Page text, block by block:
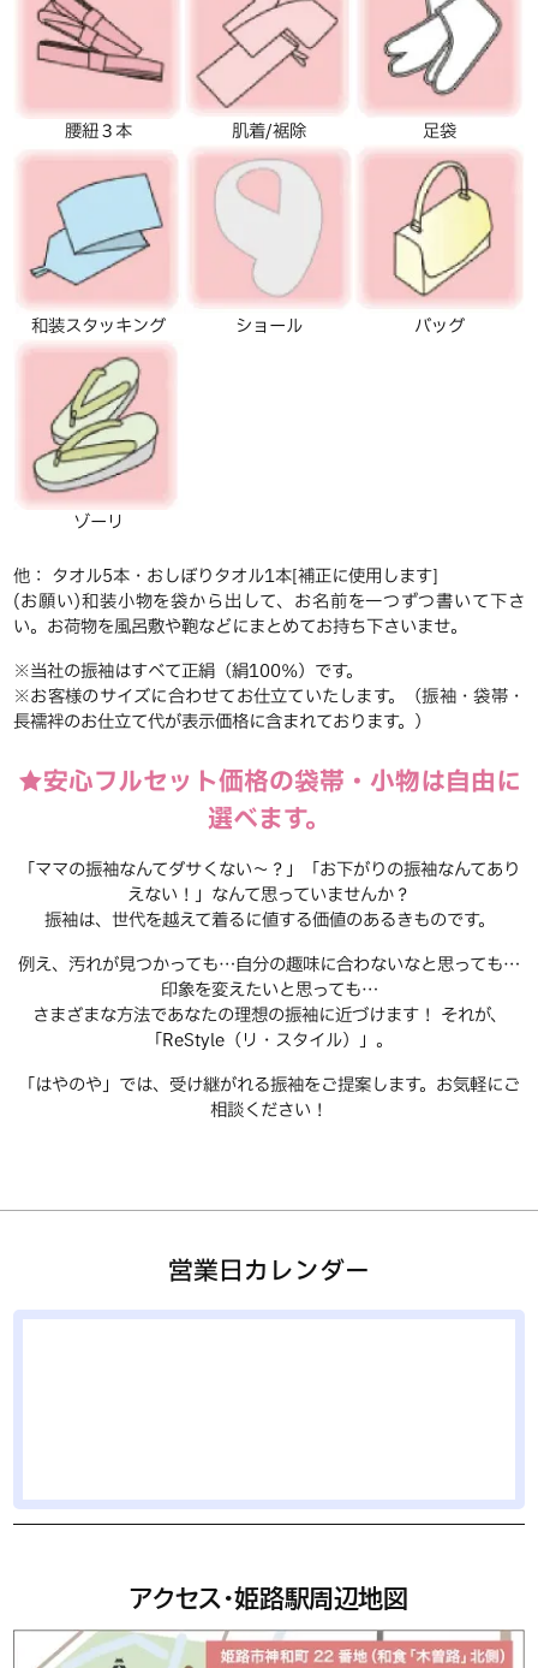
腰紐３本 肌着/裾除 足袋
和装スタッキング ショール バッグ
ゾーリ
他： タオル5本・おしぼりタオル1本[補正に使用します]
(お願い)和装小物を袋から出して、お名前を一つずつ書いて下さ
い。お荷物を風呂敷や鞄などにまとめてお持ち下さいませ。
※当社の振袖はすべて正絹（絹100％）です。
※お客様のサイズに合わせてお仕立ていたします。（振袖・袋帯・
長襦袢のお仕立て代が表示価格に含まれております。）
★安心フルセット価格の袋帯・小物は自由に
選べます。
「ママの振袖なんてダサくない～？」「お下がりの振袖なんてあり
えない！」なんて思っていませんか？
振袖は、世代を越えて着るに値する価値のあるきものです。
例え、汚れが見つかっても…自分の趣味に合わないなと思っても…
印象を変えたいと思っても…
さまざまな方法であなたの理想の振袖に近づけます！ それが、
「ReStyle（リ・スタイル）」。
「はやのや」では、受け継がれる振袖をご提案します。お気軽にご
相談ください！
営業日カレンダー
アクセス・姫路駅周辺地図